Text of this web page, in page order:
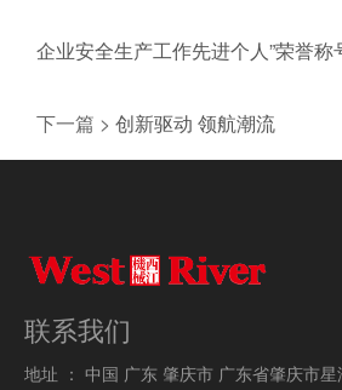
企业安全生产工作先进个人”荣誉称
下一篇 > 创新驱动 领航潮流
联系我们
地址 ： 中国 广东 肇庆市 广东省肇庆市星